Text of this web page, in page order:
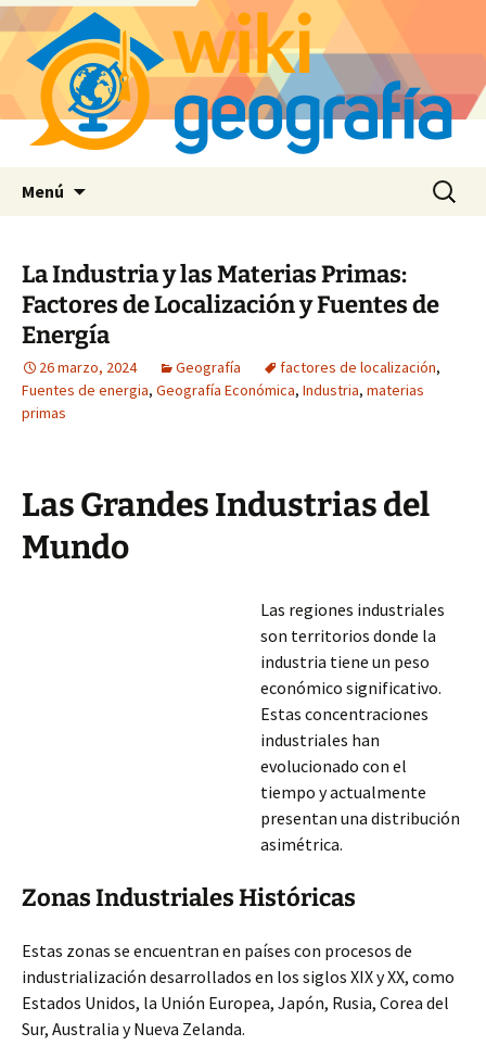
Menú Buscar:
La Industria y las Materias Primas:
Factores de Localización y Fuentes de
Energía
26 marzo, 2024 Geografía factores de localización,
Fuentes de energia, Geografía Económica, Industria, materias
primas
Las Grandes Industrias del
Mundo
Las regiones industriales
son territorios donde la
industria tiene un peso
económico significativo.
Estas concentraciones
industriales han
evolucionado con el
tiempo y actualmente
presentan una distribución
asimétrica.
Zonas Industriales Históricas
Estas zonas se encuentran en países con procesos de
industrialización desarrollados en los siglos XIX y XX, como
Estados Unidos, la Unión Europea, Japón, Rusia, Corea del
Sur, Australia y Nueva Zelanda.